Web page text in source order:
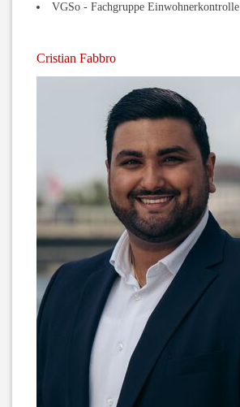
VGSo - Fachgruppe Einwohnerkontrolle
Cristian Fabbro